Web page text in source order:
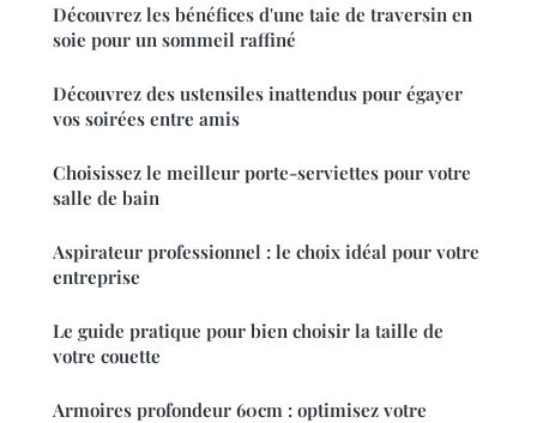
Découvrez les bénéfices d'une taie de traversin en
soie pour un sommeil raffiné
Découvrez des ustensiles inattendus pour égayer
vos soirées entre amis
Choisissez le meilleur porte-serviettes pour votre
salle de bain
Aspirateur professionnel : le choix idéal pour votre
entreprise
Le guide pratique pour bien choisir la taille de
votre couette
Armoires profondeur 60cm : optimisez votre